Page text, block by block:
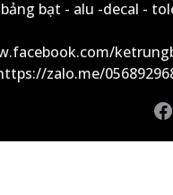
bạt - alu -decal -
zalo.me/